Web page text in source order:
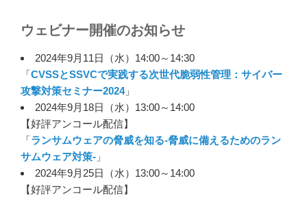
ウェビナー開催のお知らせ
2024年9月11日（水）14:00～14:30
「CVSSとSSVCで実践する次世代脆弱性管理：サイバー
攻撃対策セミナー2024」
2024年9月18日（水）13:00～14:00
【好評アンコール配信】
「ランサムウェアの脅威を知る-脅威に備えるためのラン
サムウェア対策- 」
2024年9月25日（水）13:00～14:00
【好評アンコール配信】